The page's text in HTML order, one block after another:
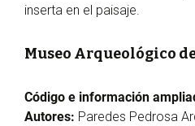
inserta en el paisaje.
Museo Arqueológico
Código e información
Autores: Paredes Pedrosa